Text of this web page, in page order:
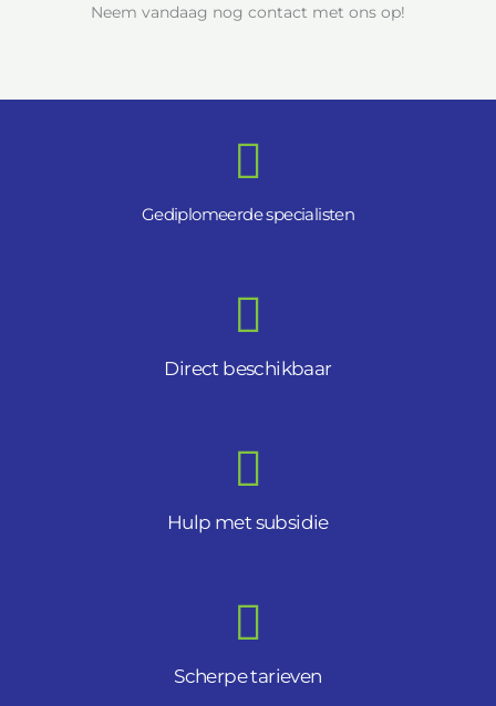
Neem vandaag nog contact met ons op!
Gediplomeerde specialisten
Direct beschikbaar
Hulp met subsidie
Scherpe tarieven